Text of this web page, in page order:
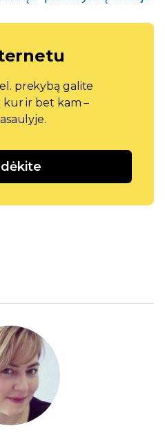
prekybą galite
ir bet kam –